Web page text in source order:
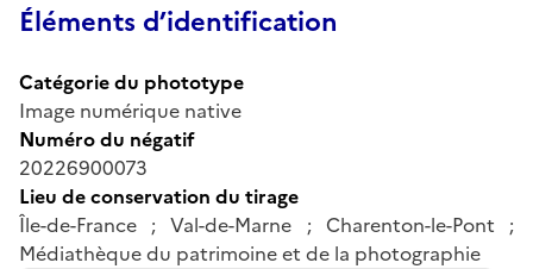
Éléments d’identification
Catégorie du phototype
Image numérique native
Numéro du négatif
20226900073
Lieu de conservation du tirage
Île-de-France ; Val-de-Marne ; Charenton-le-Pont ;
Médiathèque du patrimoine et de la photographie